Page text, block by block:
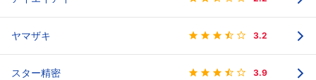
ヤマザキ 3.2
スター精密 3.9